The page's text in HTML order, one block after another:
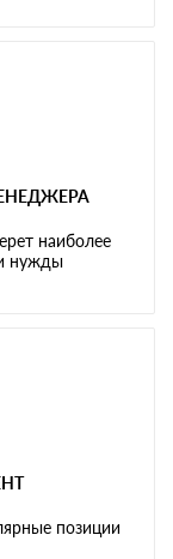
наиболее
нужды
позиции